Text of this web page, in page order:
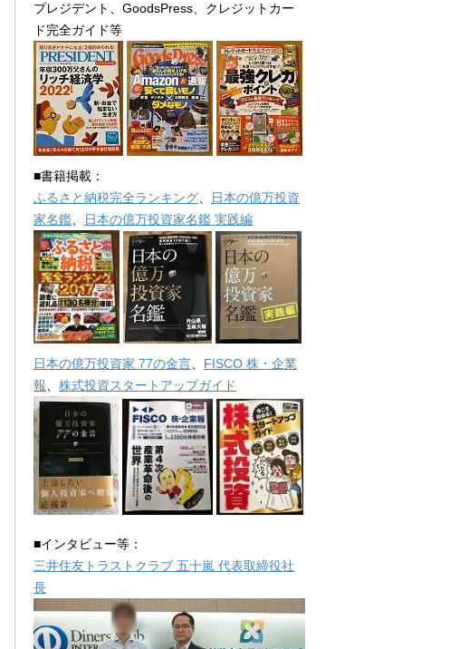
プレジデント、GoodsPress、クレジットカー
ド完全ガイド等
■書籍掲載：
ふるさと納税完全ランキング、
日本の億万投資
家名鑑、 日本の億万投資家名鑑 実践編
日本の億万投資家 77の金言、 FISCO 株・企業
報、 株式投資スタートアップガイド
■インタビュー等：
三井住友トラストクラブ 五十嵐 代表取締役社
長